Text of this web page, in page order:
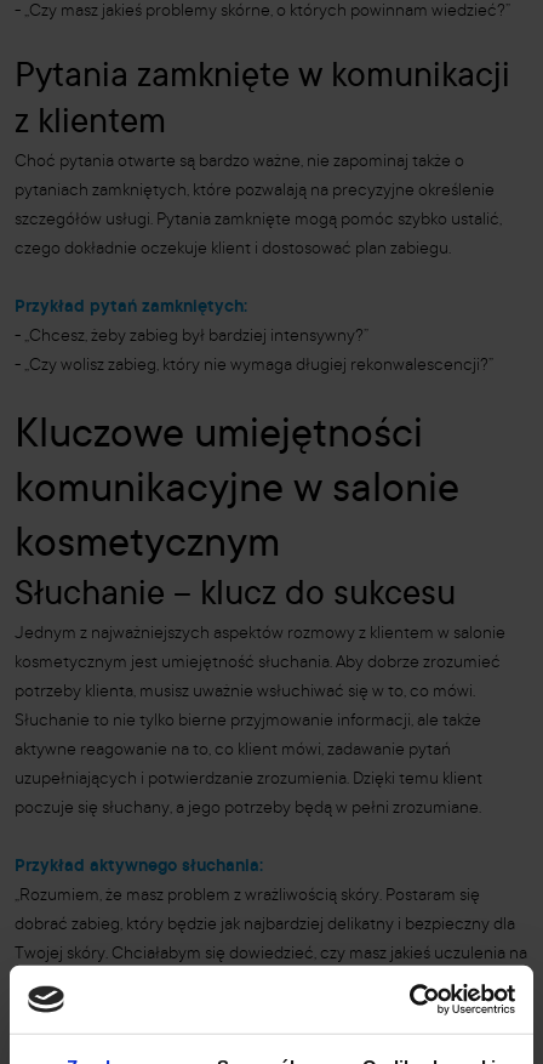
- „Czy masz jakieś problemy skórne, o których powinnam wiedzieć?”
Pytania zamknięte w komunikacji
z klientem
Choć pytania otwarte są bardzo ważne, nie zapominaj także o
pytaniach zamkniętych, które pozwalają na precyzyjne określenie
szczegółów usługi. Pytania zamknięte mogą pomóc szybko ustalić,
czego dokładnie oczekuje klient i dostosować plan zabiegu.
Przykład pytań zamkniętych:
- „Chcesz, żeby zabieg był bardziej intensywny?”
- „Czy wolisz zabieg, który nie wymaga długiej rekonwalescencji?”
Kluczowe umiejętności
komunikacyjne w salonie
kosmetycznym
Słuchanie – klucz do sukcesu
Jednym z najważniejszych aspektów rozmowy z klientem w salonie
kosmetycznym jest umiejętność słuchania. Aby dobrze zrozumieć
potrzeby klienta, musisz uważnie wsłuchiwać się w to, co mówi.
Słuchanie to nie tylko bierne przyjmowanie informacji, ale także
aktywne reagowanie na to, co klient mówi, zadawanie pytań
uzupełniających i potwierdzanie zrozumienia. Dzięki temu klient
poczuje się słuchany, a jego potrzeby będą w pełni zrozumiane.
Przykład aktywnego słuchania:
„Rozumiem, że masz problem z wrażliwością skóry. Postaram się
dobrać zabieg, który będzie jak najbardziej delikatny i bezpieczny dla
Twojej skóry. Chciałabym się dowiedzieć, czy masz jakieś uczulenia na
składniki kosmetyczne?”
Empatia i budowanie zaufania